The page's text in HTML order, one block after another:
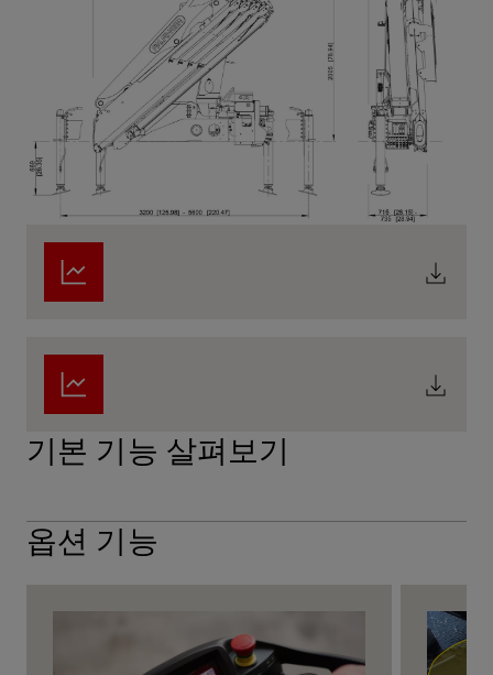
기본 기능 살펴보기
옵션 기능